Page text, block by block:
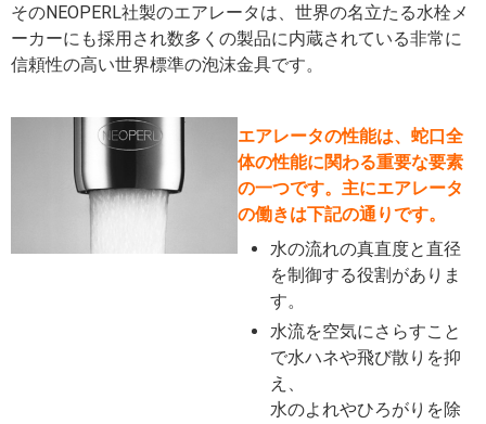
そのNEOPERL社製のエアレータは、世界の名立たる水栓メ
ーカーにも採用され数多くの製品に内蔵されている非常に
信頼性の高い世界標準の泡沫金具です。
エアレータの性能は、蛇口全
体の性能に関わる重要な要素
の一つです。 主にエアレータ
の働きは下記の通りです。
水の流れの真直度と直径
を制御する役割がありま
す。
水流を空気にさらすこと
で水ハネや飛び散りを抑
え、
水のよれやひろがりを除